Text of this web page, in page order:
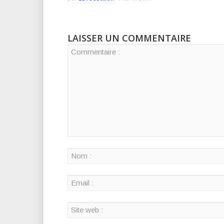
LAISSER UN COMMENTAIRE